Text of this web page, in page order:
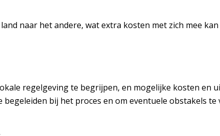
naar het andere, wat extra kosten met zich mee
regelgeving te begrijpen, en mogelijke kosten en
bij het proces en om eventuele obstakels te